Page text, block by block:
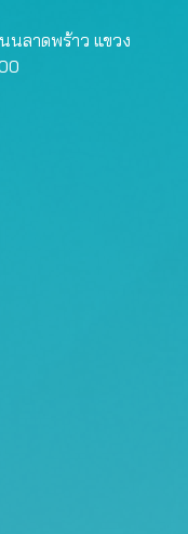
นลาดพร้าว แขวง